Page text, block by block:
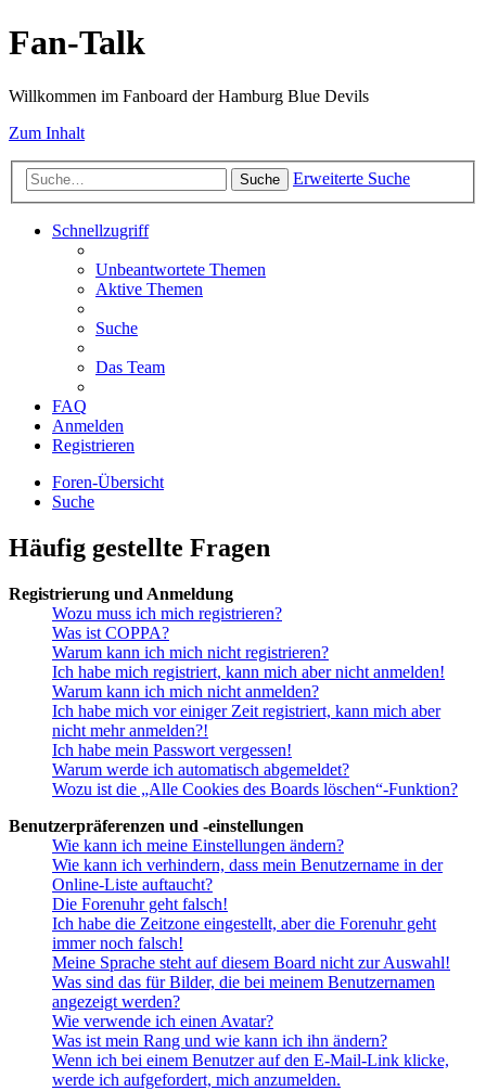
Fan-Talk
Willkommen im Fanboard der Hamburg Blue Devils
Zum Inhalt
Suche Erweiterte Suche
Schnellzugriff
Unbeantwortete Themen
Aktive Themen
Suche
Das Team
FAQ
Anmelden
Registrieren
Foren-Übersicht
Suche
Häufig gestellte Fragen
Registrierung und Anmeldung
Wozu muss ich mich registrieren?
Was ist COPPA?
Warum kann ich mich nicht registrieren?
Ich habe mich registriert, kann mich aber nicht anmelden!
Warum kann ich mich nicht anmelden?
Ich habe mich vor einiger Zeit registriert, kann mich aber
nicht mehr anmelden?!
Ich habe mein Passwort vergessen!
Warum werde ich automatisch abgemeldet?
Wozu ist die „Alle Cookies des Boards löschen“-Funktion?
Benutzerpräferenzen und -einstellungen
Wie kann ich meine Einstellungen ändern?
Wie kann ich verhindern, dass mein Benutzername in der
Online-Liste auftaucht?
Die Forenuhr geht falsch!
Ich habe die Zeitzone eingestellt, aber die Forenuhr geht
immer noch falsch!
Meine Sprache steht auf diesem Board nicht zur Auswahl!
Was sind das für Bilder, die bei meinem Benutzernamen
angezeigt werden?
Wie verwende ich einen Avatar?
Was ist mein Rang und wie kann ich ihn ändern?
Wenn ich bei einem Benutzer auf den E-Mail-Link klicke,
werde ich aufgefordert, mich anzumelden.